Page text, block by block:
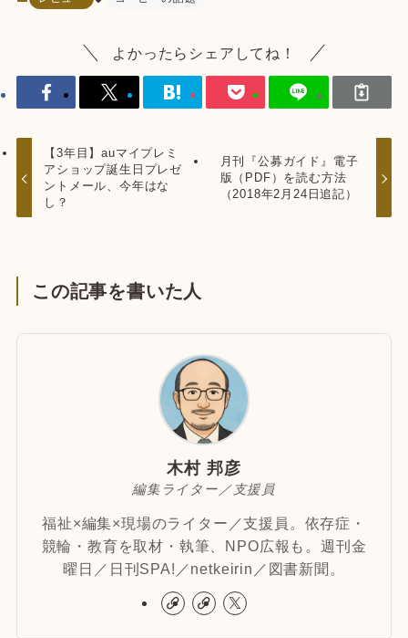
よかったらシェアしてね！
【3年目】auマイプレミ
アショップ誕生日プレゼ
ントメール、今年はな
し？
月刊『公募ガイド』電子
版（PDF）を読む方法
（2018年2月24日追記）
この記事を書いた人
木村 邦彦
編集ライター／支援員
福祉×編集×現場のライター／支援員。依存症・
競輪・教育を取材・執筆、NPO広報も。週刊金
曜日／日刊SPA!／netkeirin／図書新聞。